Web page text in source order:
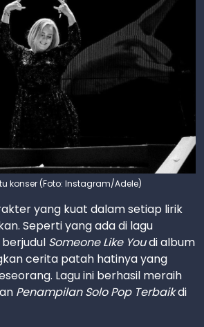
konser (Foto: Instagram/Adele)
yang kuat dalam setiap lirik
Seperti yang ada di lagu
Someone Like Youdi album
cerita patah hatinya yang
Lagu ini berhasil meraih
Penampilan Solo Pop Terbaikdi